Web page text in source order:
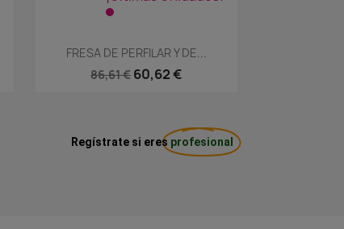
Vista rápida
FRESA DE PERFILAR Y DE...
86,61 € 60,62 €
Regístrate si eres profesional